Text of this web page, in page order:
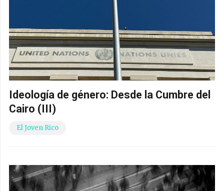
Ideología de género: Desde la Cumbre del
Cairo (III)
El Joven Rico